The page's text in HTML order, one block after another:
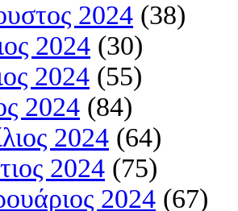
2024 (38)
2024 (30)
2024 (55)
2024 (84)
2024 (64)
2024 (75)
2024 (67)